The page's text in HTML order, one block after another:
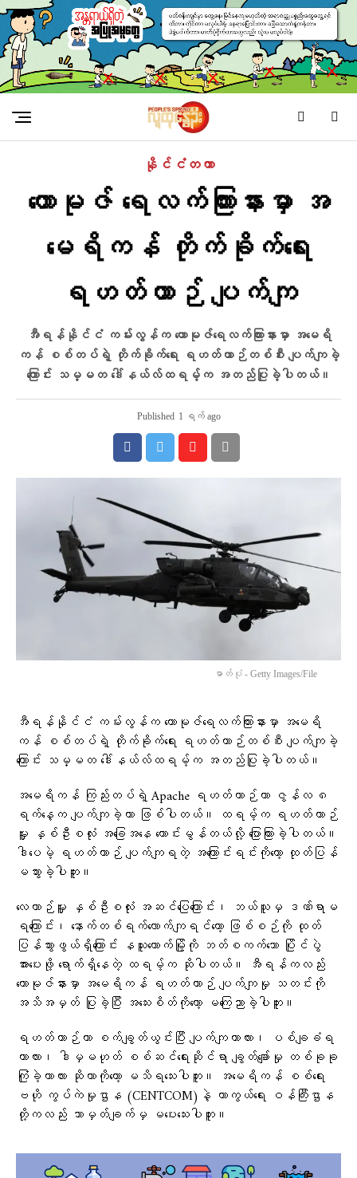
နိုင်ငံတကာ
ဟောမုဇ် ရေလက်ကြားနားမှာ အ
မေရိကန် တိုက်ခိုက်ရေး
ရဟတ်ယာဉ် ပျက်ကျ
အီရန်နိုင်ငံ ကမ်းလွန်က ဟောမုဇ်ရေလက်ကြားနားမှာ အမေရိ
ကန် စစ်တပ်ရဲ့ တိုက်ခိုက်ရေး ရဟတ်ယာဉ်တစ်စီး ပျက်ကျခဲ့
ကြောင်း သမ္မတ ဒေါ်နယ်လ်ထရမ့်က အတည်ပြုခဲ့ပါတယ်။
Published 1 ရက် ago
ဓာတ်ပုံ - Getty Images/File
အီရန်နိုင်ငံ ကမ်းလွန်က ဟောမုဇ်ရေလက်ကြားနားမှာ အမေရိ
ကန် စစ်တပ်ရဲ့ တိုက်ခိုက်ရေး ရဟတ်ယာဉ်တစ်စီး ပျက်ကျခဲ့
ကြောင်း သမ္မတ ဒေါ်နယ်လ်ထရမ့်က အတည်ပြုခဲ့ပါတယ်။
အမေရိကန် ကြည်းတပ်ရဲ့ Apache ရဟတ်ယာဉ်ဟာ ဇွန်လ ၈
ရက်နေ့က ပျက်ကျခဲ့တာ ဖြစ်ပါတယ်။ ထရမ့်က ရဟတ်ယာဉ်
မှူး နှစ်ဦးစလုံး အခြေအနေ ကောင်းမွန်တယ်လို့ ပြောကြားခဲ့ပါတယ်။
ဒါပေမဲ့ ရဟတ်ယာဉ် ပျက်ကျရတဲ့ အကြောင်းရင်းကိုတော့ ထုတ်ပြန်
မသွားခဲ့ပါဘူး။
လေယာဉ်မှူး နှစ်ဦးစလုံး အဆင်ပြေကြောင်း၊ ဘယ်သူမှ ဒဏ်ရာမ
ရကြောင်း၊ နောက်တစ်ရက်လောက်ကျရင်တော့ ဖြစ်စဉ်ကို ထုတ်
ပြန်သွားဖွယ်ရှိကြောင်း နယူးယောက်မြို့ကို ဘတ်စကက်ဘော ပြိုင်ပွဲ
အားပေးဖို့ ရောက်ရှိနေတဲ့ ထရမ့်က ဆိုပါတယ်။ အီရန်ကလည်း
ဟောမုဇ်နားမှာ အမေရိကန် ရဟတ်ယာဉ် ပျက်ကျမှု သတင်းကို
အသိအမှတ် ပြုခဲ့ပြီး အသေးစိတ်ကိုတော့ မကြေညာခဲ့ပါဘူး။
ရဟတ်ယာဉ်ဟာ စက်ချွတ်ယွင်းပြီး ပျက်ကျတာလား၊ ပစ်ချခံရ
တာလား၊ ဒါမှမဟုတ် စစ်ဆင်ရေးဆိုင်ရာ ချွတ်ချော်မှု တစ်ခုခု
ကြုံခဲ့တာလား ဆိုတာကိုတော့ မသိရသေးပါဘူး။ အမေရိကန် စစ်ရေး
ဗဟို ကွပ်ကဲမှုဌာန (CENTCOM)နဲ့ ကာကွယ်ရေး ဝန်ကြီးဌာန
တို့ကလည်း ဘာမှတ်ချက်မှ မပေးသေးပါဘူး။